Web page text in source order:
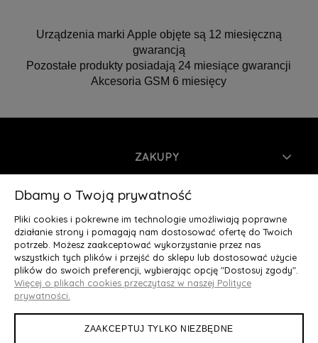
Urządzenia marki Apple objęte są 12 miesięczną
gwarancją
Pozostałe produkty posiadają 24 miesiące gwarancji
Akcesoria GSM 6 miesięcy
ZAKUPY
INFORMACJE
MOJE KONTO
O NAS
Deluxury.pl
Dbamy o Twoją prywatność
Pliki cookies i pokrewne im technologie umożliwiają poprawne
działanie strony i pomagają nam dostosować ofertę do Twoich
potrzeb. Możesz zaakceptować wykorzystanie przez nas
wszystkich tych plików i przejść do sklepu lub dostosować użycie
plików do swoich preferencji, wybierając opcję "Dostosuj zgody".
Więcej o plikach cookies przeczytasz w naszej Polityce
prywatności.
ZAAKCEPTUJ TYLKO NIEZBĘDNE